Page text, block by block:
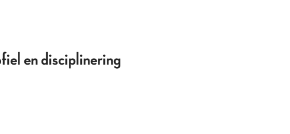
en disciplinering